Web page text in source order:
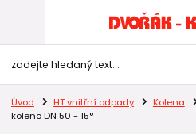
Úvod HT vnitřní odpady Kolena
koleno DN 50 - 15°